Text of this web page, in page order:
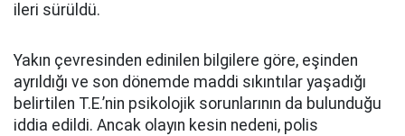
ileri sürüldü.
Yakın çevresinden edinilen bilgilere göre, eşinden
ayrıldığı ve son dönemde maddi sıkıntılar yaşadığı
belirtilen T.E.’nin psikolojik sorunlarının da bulunduğu
iddia edildi. Ancak olayın kesin nedeni, polis